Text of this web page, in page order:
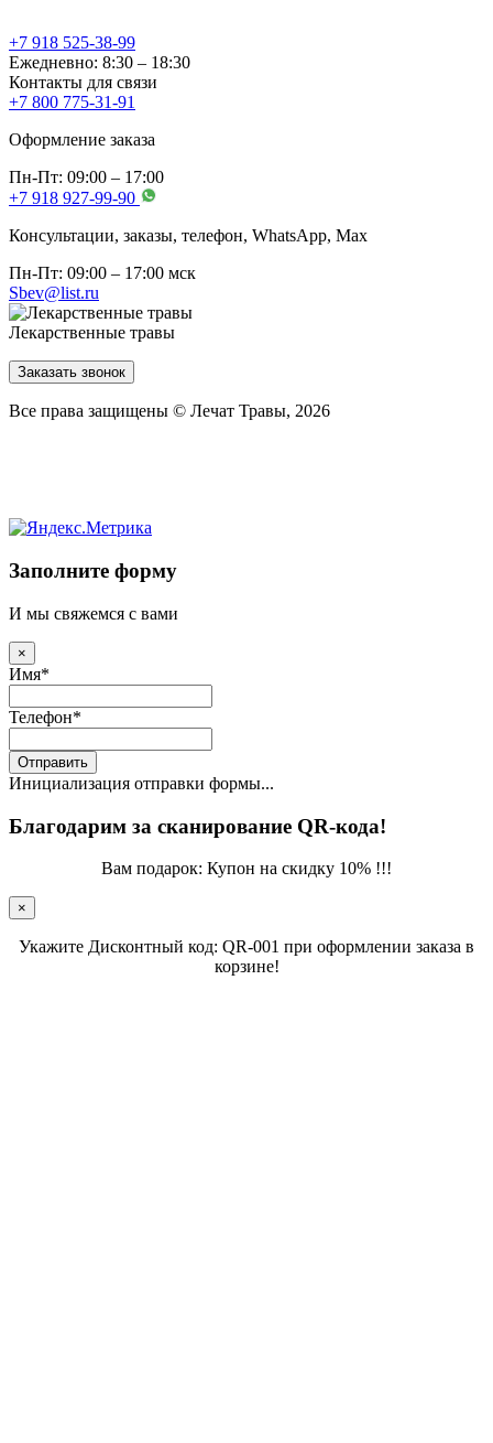
+7 918 525-38-99
Ежедневно: 8:30 – 18:30
Контакты для связи
+7 800 775-31-91
Оформление заказа
Пн-Пт: 09:00 – 17:00
+7 918 927-99-90
Консультации, заказы, телефон, WhatsApp, Мах
Пн-Пт: 09:00 – 17:00 мск
Sbev@list.ru
Лекарственные травы
Заказать звонок
Все права защищены © Лечат Травы, 2026
Заполните форму
И мы свяжемся с вами
×
Имя*
Телефон*
Отправить
Инициализация отправки формы...
Благодарим за сканирование QR-кода!
Вам подарок: Купон на скидку 10% !!!
×
Укажите Дисконтный код: QR-001 при оформлении заказа в
корзине!